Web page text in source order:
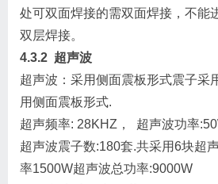
处可双面焊接的需双面焊接，不能
双层焊接。
4.3.2 超声波
超声波：采用侧面震板形式震子采
用侧面震板形式.
超声频率: 28KHZ， 超声波功率
超声波震子数:180套.共采用6块超
率1500W超声波总功率:9000W